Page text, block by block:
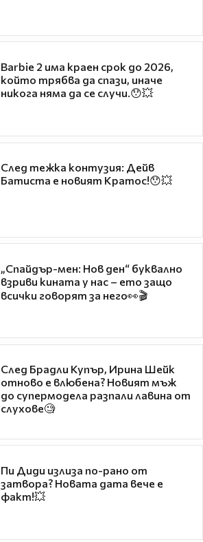
Barbie 2 има краен срок до 2026,
който трябва да спази, иначе
никога няма да се случи.😯💥
След тежка контузия: Дейв
Батиста е новият Кратос!😯💥
„Спайдър-мен: Нов ден“ буквално
взриви кината у нас – ето защо
всички говорят за него👀🎬
След Брадли Купър, Ирина Шейк
отново е влюбена? Новият мъж
до супермодела разпали лавина от
слухове🧐
Пи Диди излиза по-рано от
затвора? Новата дата вече е
факт!💥